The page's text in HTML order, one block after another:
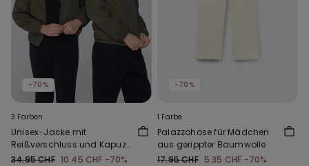
-70%
3 Farben
Unisex-Jacke mit
Reißverschluss und Kapuze
aus Funktionsgewebe für
34.95 CHF 10.45 CHF -70%
-70%
1 Farbe
Palazzohose für Mädchen
aus gerippter Baumwolle
17.95 CHF 5.35 CHF -70%